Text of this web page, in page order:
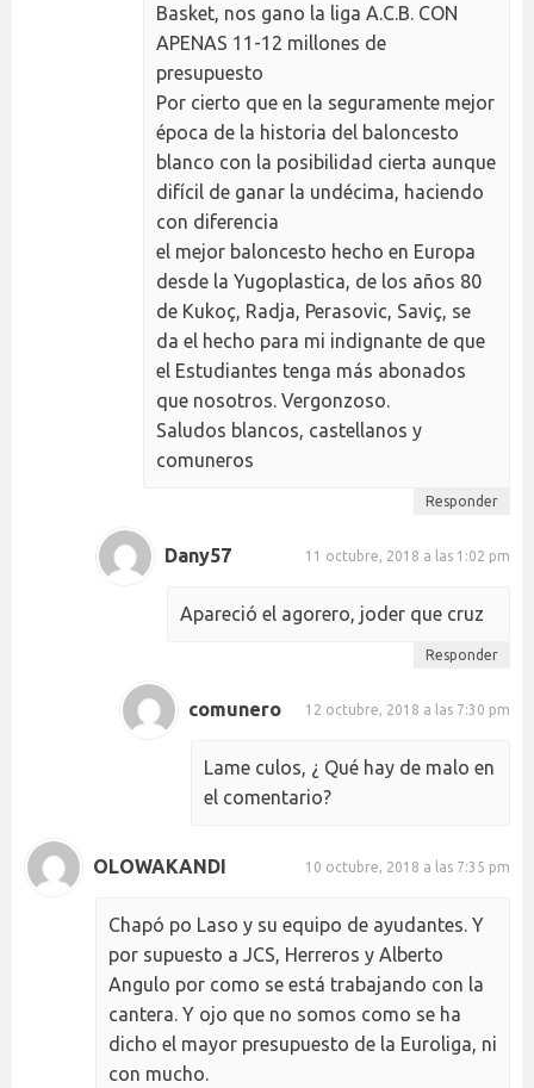
Basket, nos gano la liga A.C.B. CON
APENAS 11-12 millones de
presupuesto
Por cierto que en la seguramente mejor
época de la historia del baloncesto
blanco con la posibilidad cierta aunque
difícil de ganar la undécima, haciendo
con diferencia
el mejor baloncesto hecho en Europa
desde la Yugoplastica, de los años 80
de Kukoç, Radja, Perasovic, Saviç, se
da el hecho para mi indignante de que
el Estudiantes tenga más abonados
que nosotros. Vergonzoso.
Saludos blancos, castellanos y
comuneros
Responder
Dany57 11 octubre, 2018 a las 1:02 pm
Apareció el agorero, joder que cruz
Responder
comunero 12 octubre, 2018 a las 7:30 pm
Lame culos, ¿ Qué hay de malo en
el comentario?
OLOWAKANDI 10 octubre, 2018 a las 7:35 pm
Chapó po Laso y su equipo de ayudantes. Y
por supuesto a JCS, Herreros y Alberto
Angulo por como se está trabajando con la
cantera. Y ojo que no somos como se ha
dicho el mayor presupuesto de la Euroliga, ni
con mucho.